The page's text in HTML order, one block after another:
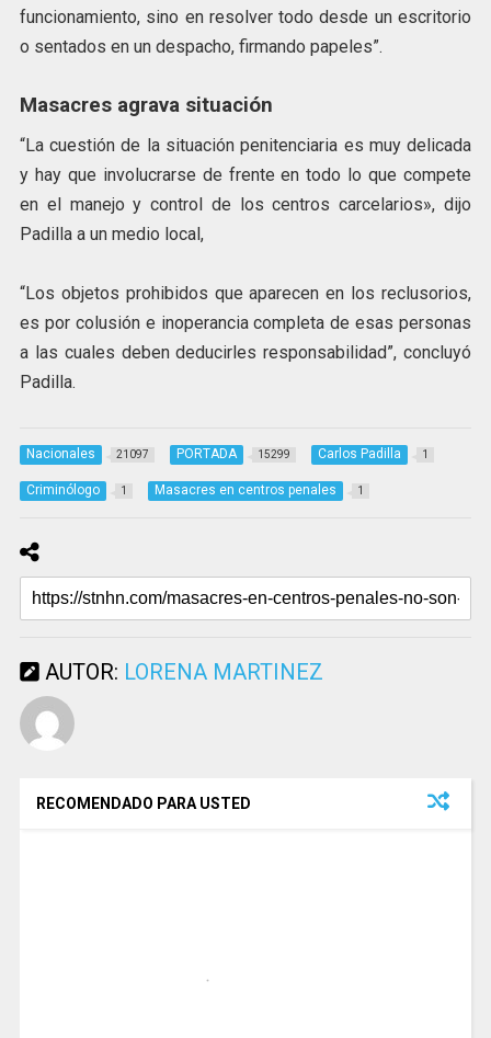
funcionamiento, sino en resolver todo desde un escritorio
o sentados en un despacho, firmando papeles”.
Masacres agrava situación
“La cuestión de la situación penitenciaria es muy delicada
y hay que involucrarse de frente en todo lo que compete
en el manejo y control de los centros carcelarios», dijo
Padilla a un medio local,
“Los objetos prohibidos que aparecen en los reclusorios,
es por colusión e inoperancia completa de esas personas
a las cuales deben deducirles responsabilidad”, concluyó
Padilla.
Nacionales 21097 PORTADA 15299 Carlos Padilla 1
Criminólogo 1 Masacres en centros penales 1
AUTOR: LORENA MARTINEZ
RECOMENDADO PARA USTED